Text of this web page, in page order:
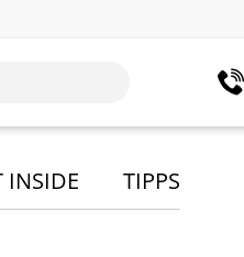
INSIDE TIPPS